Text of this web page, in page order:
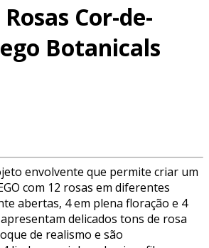
Cor-de-
Botanicals
envolvente que permite criar um
com 12 rosas em diferentes
abertas, 4 em plena floração e 4
delicados tons de rosa
de realismo e são